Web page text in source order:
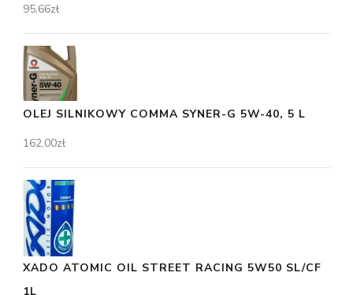
95,66zł
OLEJ SILNIKOWY COMMA SYNER-G 5W-40, 5 L
162,00zł
XADO ATOMIC OIL STREET RACING 5W50 SL/CF
1L